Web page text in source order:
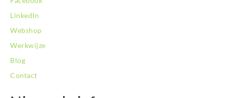
LinkedIn
Webshop
Werkwijze
Blog
Contact